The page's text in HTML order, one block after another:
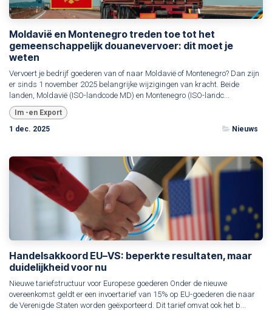
Moldavië en Montenegro treden toe tot het
gemeenschappelijk douanevervoer: dit moet je
weten
Vervoert je bedrijf goederen van of naar Moldavië of Montenegro? Dan zijn
er sinds 1 november 2025 belangrijke wijzigingen van kracht. Beide
landen, Moldavië (ISO-landcode MD) en Montenegro (ISO-landc...
Im -en Export
1 dec. 2025
Nieuws
Handelsakkoord EU–VS: beperkte resultaten, maar
duidelijkheid voor nu
Nieuwe tariefstructuur voor Europese goederen Onder de nieuwe
overeenkomst geldt er een invoertarief van 15% op EU-goederen die naar
de Verenigde Staten worden geëxporteerd. Dit tarief omvat ook het b...